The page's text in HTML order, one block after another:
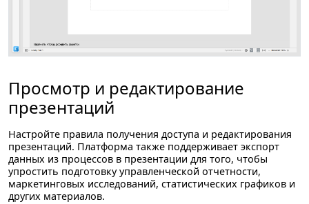
Просмотр и редактирование
презентаций
Настройте правила получения доступа и редактирования
презентаций. Платформа также поддерживает экспорт
данных из процессов в презентации для того, чтобы
упростить подготовку управленческой отчетности,
маркетинговых исследований, статистических графиков и
других материалов.